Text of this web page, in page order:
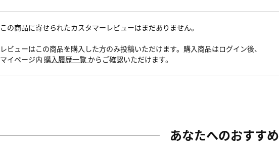
この商品に寄せられたカスタマーレビューはまだありません。
レビューはこの商品を購入した方のみ投稿いただけます。購入商品はログイン後、
マイページ内 購入履歴一覧 からご確認いただけます。
あなたへのおすすめ